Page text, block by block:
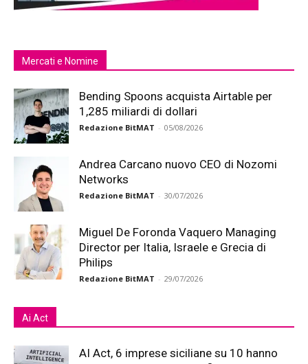
Mercati e Nomine
Bending Spoons acquista Airtable per
1,285 miliardi di dollari
Redazione BitMAT - 05/08/2026
Andrea Carcano nuovo CEO di Nozomi
Networks
Redazione BitMAT - 30/07/2026
Miguel De Foronda Vaquero Managing
Director per Italia, Israele e Grecia di
Philips
Redazione BitMAT - 29/07/2026
Ai Act
AI Act, 6 imprese siciliane su 10 hanno